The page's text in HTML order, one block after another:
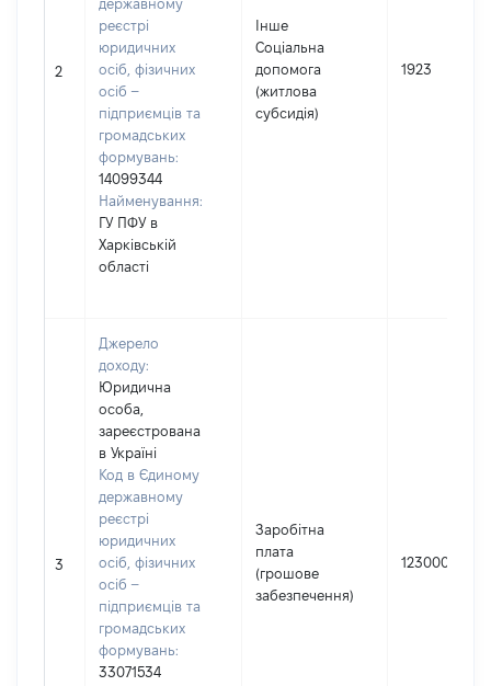
2
державному
реєстрі
юридичних
осіб, фізичних
осіб –
підприємців та
громадських
формувань:
14099344
Найменування:
ГУ ПФУ в
Харківській
області
Інше
Соціальна
допомога
(житлова
субсидія)
1923
3
Джерело
доходу:
Юридична
особа,
зареєстрована
в Україні
Код в Єдиному
державному
реєстрі
юридичних
осіб, фізичних
осіб –
підприємців та
громадських
формувань:
33071534
Заробітна
плата
(грошове
забезпечення)
123000